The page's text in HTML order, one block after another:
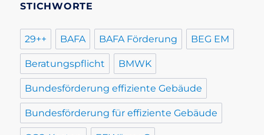
STICHWORTE
29++ BAFA BAFA Förderung BEG EM
Beratungspflicht BMWK
Bundesförderung effiziente Gebäude
Bundesförderung für effiziente Gebäude